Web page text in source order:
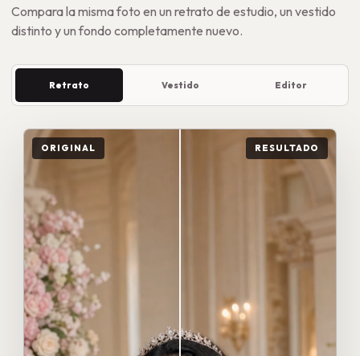
Compara la misma foto en un retrato de estudio, un vestido
distinto y un fondo completamente nuevo.
Retrato Vestido Editor
ORIGINAL RESULTADO